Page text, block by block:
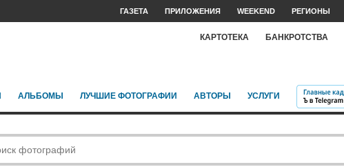
ГАЗЕТА ПРИЛОЖЕНИЯ WEEKEND РЕГИОНЫ
КАРТОТЕКА БАНКРОТСТВА
АЛЬБОМЫ ЛУЧШИЕ ФОТОГРАФИИ АВТОРЫ УСЛУГИ